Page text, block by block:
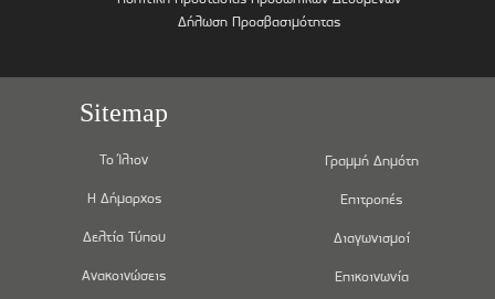
Δήλωση Προσβασιμότητας
Sitemap
Το Ίλιον
Η Δήμαρχος
Δελτία Τύπου
Ανακοινώσεις
Γραμμή Δημότη
Επιτροπές
Διαγωνισμοί
Επικοινωνία